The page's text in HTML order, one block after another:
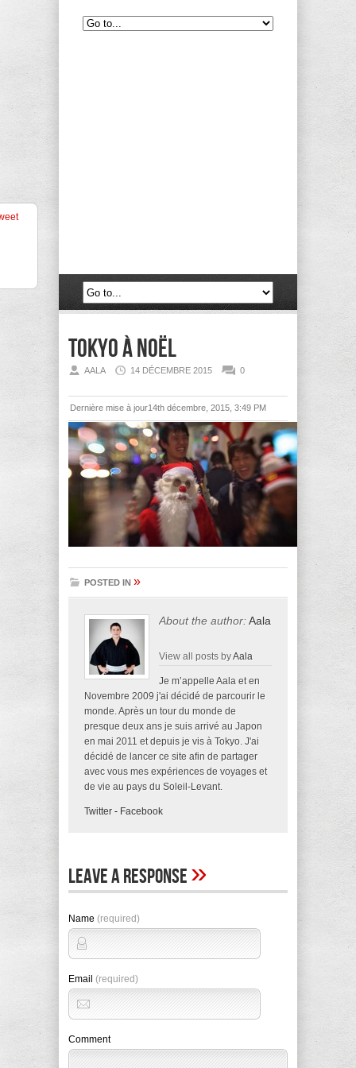
Tokyo à Noël
AALA 14 DÉCEMBRE 2015 0
Dernière mise à jour14th décembre, 2015, 3:49 PM
POSTED IN »
About the author:Aala
View all posts byAala
Je m’appelle Aala et en
Novembre 2009 j'ai décidé de parcourir le
monde. Après un tour du monde de
presque deux ans je suis arrivé au Japon
en mai 2011 et depuis je vis à Tokyo. J'ai
décidé de lancer ce site afin de partager
avec vous mes expériences de voyages et
de vie au pays du Soleil-Levant.
Twitter - Facebook
Leave A Response»
Name (required)
Email (required)
Comment